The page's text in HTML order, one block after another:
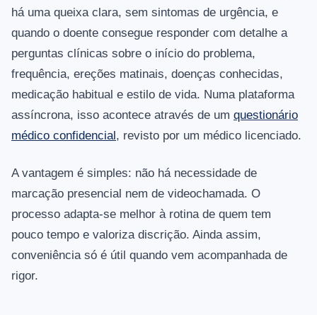
há uma queixa clara, sem sintomas de urgência, e
quando o doente consegue responder com detalhe a
perguntas clínicas sobre o início do problema,
frequência, ereções matinais, doenças conhecidas,
medicação habitual e estilo de vida. Numa plataforma
assíncrona, isso acontece através de um questionário
médico confidencial, revisto por um médico licenciado.
A vantagem é simples: não há necessidade de
marcação presencial nem de videochamada. O
processo adapta-se melhor à rotina de quem tem
pouco tempo e valoriza discrição. Ainda assim,
conveniência só é útil quando vem acompanhada de
rigor.